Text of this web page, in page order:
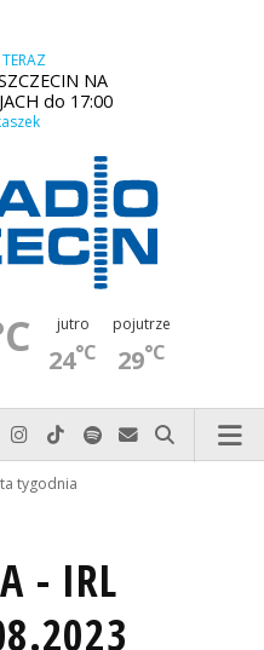
NA
do 17:00
jutro
24°C
pojutrze
29°C
prostu do nas zadzwoń
nas na Facebook-u
Odwiedź nas na X
Odwiedź nas na Instagram-ie
Odwiedź nas na TikTok-u
Szukaj nas na Spotify
Wyślij do nas
Szukaj
tygodnia
- IRL